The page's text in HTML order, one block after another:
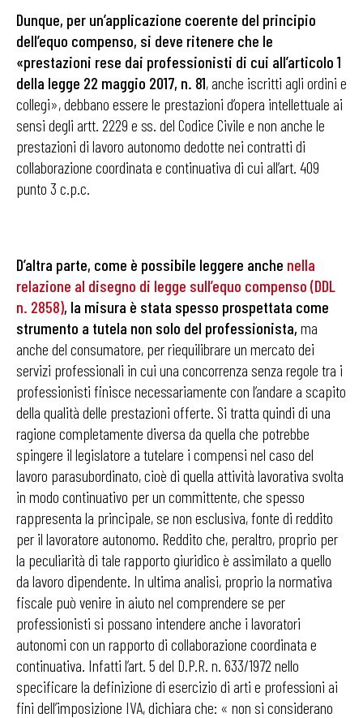
Dunque, per un’applicazione coerente del principio
dell’equo compenso, si deve ritenere che le
«prestazioni rese dai professionisti di cui all’articolo 1
della legge 22 maggio 2017, n. 81, anche iscritti agli ordini e
collegi», debbano essere le prestazioni d’opera intellettuale ai
sensi degli artt. 2229 e ss. del Codice Civile e non anche le
prestazioni di lavoro autonomo dedotte nei contratti di
collaborazione coordinata e continuativa di cui all’art. 409
punto 3 c.p.c.
D’altra parte, come è possibile leggere anche nella
relazione al disegno di legge sull’equo compenso (DDL
n. 2858), la misura è stata spesso prospettata come
strumento a tutela non solo del professionista, ma
anche del consumatore, per riequilibrare un mercato dei
servizi professionali in cui una concorrenza senza regole tra i
professionisti finisce necessariamente con l’andare a scapito
della qualità delle prestazioni offerte. Si tratta quindi di una
ragione completamente diversa da quella che potrebbe
spingere il legislatore a tutelare i compensi nel caso del
lavoro parasubordinato, cioè di quella attività lavorativa svolta
in modo continuativo per un committente, che spesso
rappresenta la principale, se non esclusiva, fonte di reddito
per il lavoratore autonomo. Reddito che, peraltro, proprio per
la peculiarità di tale rapporto giuridico è assimilato a quello
da lavoro dipendente. In ultima analisi, proprio la normativa
fiscale può venire in aiuto nel comprendere se per
professionisti si possano intendere anche i lavoratori
autonomi con un rapporto di collaborazione coordinata e
continuativa. Infatti l’art. 5 del D.P.R. n. 633/1972 nello
specificare la definizione di esercizio di arti e professioni ai
fini dell’imposizione IVA, dichiara che: « non si considerano